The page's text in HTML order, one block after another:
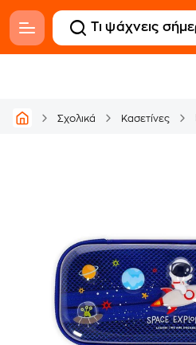
Σχολικά Κασετίνες